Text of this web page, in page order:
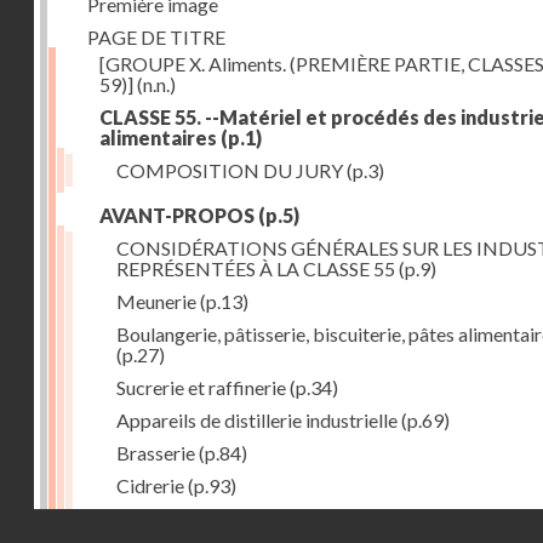
PAGE DE TITRE
[GROUPE X. Aliments. (PREMIÈRE PARTIE,
59)](n.n.)
CLASSE 55. --Matériel et procédés des
alimentaires (p.1)
COMPOSITION DU JURY(p.3)
AVANT-PROPOS (p.5)
CONSIDÉRATIONS GÉNÉRALES SUR LES
REPRÉSENTÉES À LA CLASSE 55 (p.9)
Meunerie(p.13)
Boulangerie, pâtisserie, biscuiterie, pâtes
(p.27)
Sucrerie et raffinerie(p.34)
Appareils de distillerie industrielle(p.69)
Brasserie(p.84)
Cidrerie(p.93)